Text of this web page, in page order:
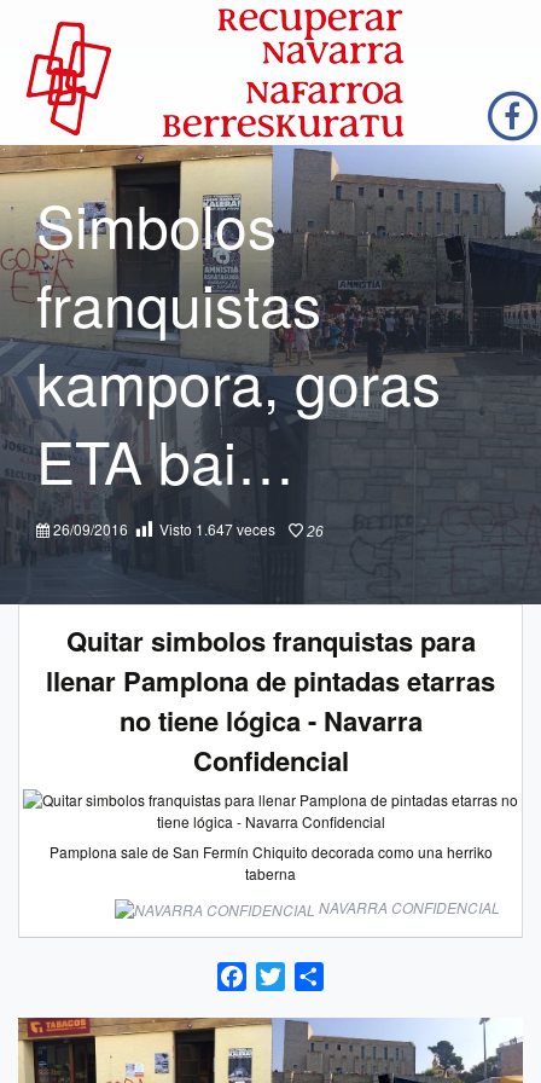
Simbolos
franquistas
kampora, goras
ETA bai…
26/09/2016 Visto 1.647veces 26
Quitar simbolos franquistas para
llenar Pamplona de pintadas etarras
no tiene lógica - Navarra
Confidencial
Pamplona sale de San Fermín Chiquito decorada como una herriko
taberna
NAVARRA CONFIDENCIAL
Facebook
Twitter